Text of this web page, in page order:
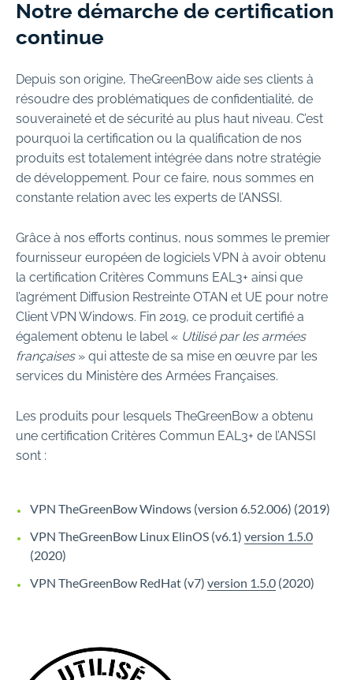
Notre démarche de certification
continue
Depuis son origine, TheGreenBow aide ses clients à
résoudre des problématiques de confidentialité, de
souveraineté et de sécurité au plus haut niveau. C’est
pourquoi la certification ou la qualification de nos
produits est totalement intégrée dans notre stratégie
de développement. Pour ce faire, nous sommes en
constante relation avec les experts de l’ANSSI.
Grâce à nos efforts continus, nous sommes le premier
fournisseur européen de logiciels VPN à avoir obtenu
la certification Critères Communs EAL3+ ainsi que
l’agrément Diffusion Restreinte OTAN et UE pour notre
Client VPN Windows. Fin 2019, ce produit certifié a
également obtenu le label « Utilisé par les armées
françaises» qui atteste de sa mise en œuvre par les
services du Ministère des Armées Françaises.
Les produits pour lesquels TheGreenBow a obtenu
une certification Critères Commun EAL3+ de l’ANSSI
sont :
VPN TheGreenBow Windows (version 6.52.006) (2019)
VPN TheGreenBow Linux ElinOS (v6.1) version 1.5.0
(2020)
VPN TheGreenBow RedHat (v7) version 1.5.0 (2020)